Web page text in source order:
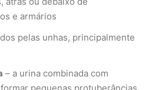
e armários
pelas unhas, principalmente
– a urina combinada com